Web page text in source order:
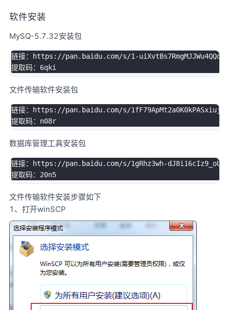
软件安装
MySQ-5.7.32安装包
链接：https://pan.baidu.com/s/1-uiXvtBs7RmgMJJWu4QQdA
文件传输软件安装包
链接：https://pan.baidu.com/s/1fF79ApMt2a0K0kPASxiujQ
数据库管理工具安装包
链接：https://pan.baidu.com/s/1gRhz3wh-dJ8i16cIz9_oUg
文件传输软件安装步骤如下
1、打开winSCP